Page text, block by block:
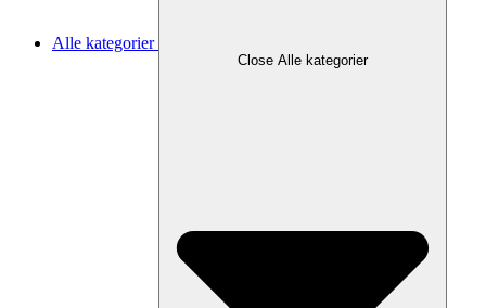
Alle kategorier
Close Alle kategorier